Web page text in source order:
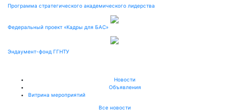
Программа стратегического академического лидерства
Федеральный проект «Кадры для БАС»
Эндаумент-фонд ГГНТУ
Новости
Объявления
Витрина мероприятий
Все новости